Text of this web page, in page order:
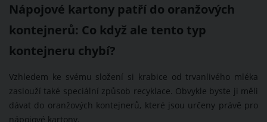
Nápojové kartony patří do oranžových
kontejnerů: Co když ale tento typ
kontejneru chybí?
Vzhledem ke svému složení si krabice od trvanlivého mléka
zaslouží také speciální způsob recyklace. Obvykle byste ji měli
dávat do oranžových kontejnerů, které jsou určeny právě pro
nápojové kartony.